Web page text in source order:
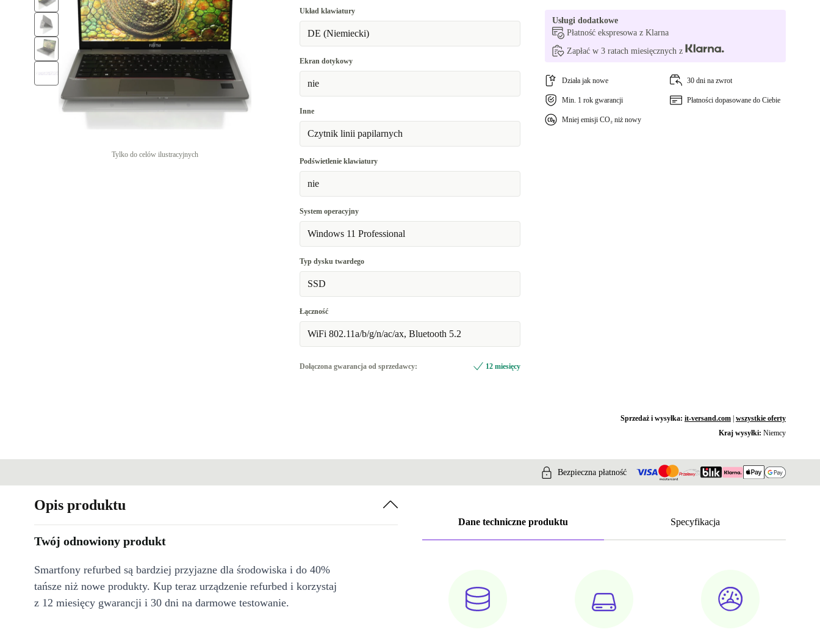
Tylko do celów ilustracyjnych
Układ klawiatury
DE (Niemiecki)
Ekran dotykowy
nie
Inne
Czytnik linii papilarnych
Podświetlenie klawiatury
nie
System operacyjny
Windows 11 Professional
Typ dysku twardego
SSD
Łączność
WiFi 802.11a/b/g/n/ac/ax, Bluetooth 5.2
Dołączona gwarancja od sprzedawcy: 12 miesięcy
Usługi dodatkowe
Płatność ekspresowa z Klarna
Zapłać w 3 ratach miesięcznych z
Działa jak nowe 30 dni na zwrot
Min. 1 rok gwarancji Płatności dopasowane do Ciebie
Mniej emisji CO₂ niż nowy
Sprzedaż i wysyłka: it-versand.com| wszystkie oferty
Kraj wysyłki: Niemcy
Bezpieczna płatność
Dane techniczne produktu Specyfikacja
Opis produktu
Twój odnowiony produkt
Smartfony refurbed są bardziej przyjazne dla środowiska i do 40%
tańsze niż nowe produkty. Kup teraz urządzenie refurbed i korzystaj
z 12 miesięcy gwarancji i 30 dni na darmowe testowanie.